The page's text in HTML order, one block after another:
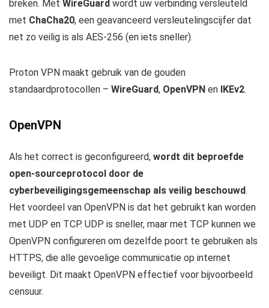
breken. Met WireGuard wordt uw verbinding versleuteld
met ChaCha20, een geavanceerd versleutelingscijfer dat
net zo veilig is als AES-256 (en iets sneller).
Proton VPN maakt gebruik van de gouden
standaardprotocollen – WireGuard, OpenVPN en IKEv2.
OpenVPN
Als het correct is geconfigureerd, wordt dit beproefde
open-sourceprotocol door de
cyberbeveiligingsgemeenschap als veilig beschouwd.
Het voordeel van OpenVPN is dat het gebruikt kan worden
met UDP en TCP. UDP is sneller, maar met TCP kunnen we
OpenVPN configureren om dezelfde poort te gebruiken als
HTTPS, die alle gevoelige communicatie op internet
beveiligt. Dit maakt OpenVPN effectief voor bijvoorbeeld
censuur.